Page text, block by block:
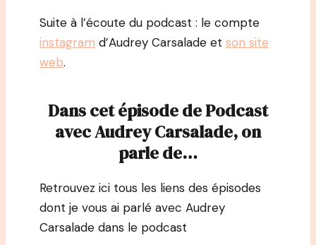
Suite à l’écoute du podcast : le compte
instagram d’Audrey Carsalade et son site
web.
Dans cet épisode de Podcast
avec Audrey Carsalade, on
parle de…
Retrouvez ici tous les liens des épisodes
dont je vous ai parlé avec Audrey
Carsalade dans le podcast